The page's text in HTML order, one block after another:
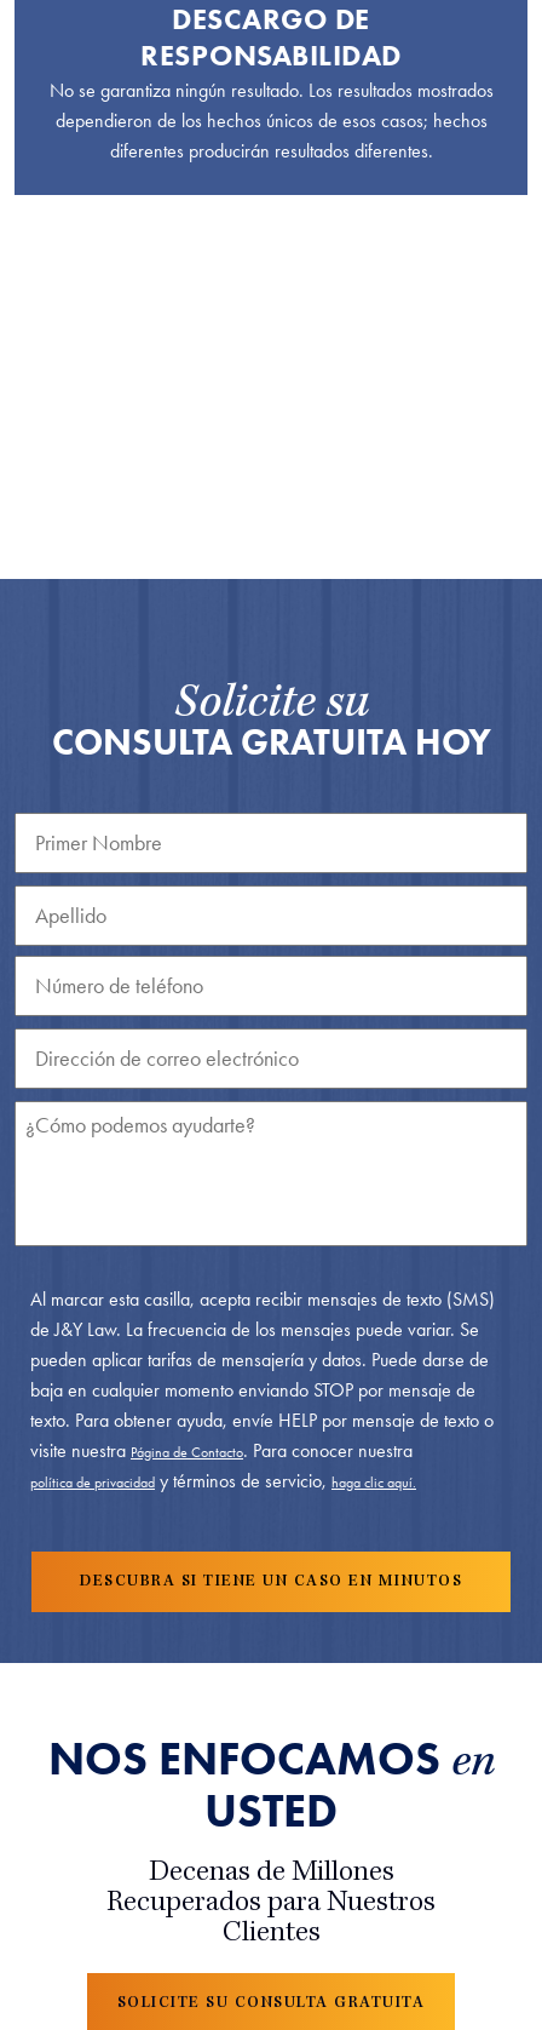
DESCARGO DE
RESPONSABILIDAD
No se garantiza ningún resultado. Los resultados mostrados
dependieron de los hechos únicos de esos casos; hechos
diferentes producirán resultados diferentes.
Solicite su
CONSULTA GRATUITA HOY
Al marcar esta casilla, acepta recibir mensajes de texto (SMS)
de J&Y Law. La frecuencia de los mensajes puede variar. Se
pueden aplicar tarifas de mensajería y datos. Puede darse de
baja en cualquier momento enviando STOP por mensaje de
texto. Para obtener ayuda, envíe HELP por mensaje de texto o
visite nuestra Página de Contacto. Para conocer nuestra
política de privacidad y términos de servicio, haga clic aquí.
NOS ENFOCAMOS en
USTED
Decenas de Millones
Recuperados para Nuestros
Clientes
SOLICITE SU CONSULTA GRATUITA